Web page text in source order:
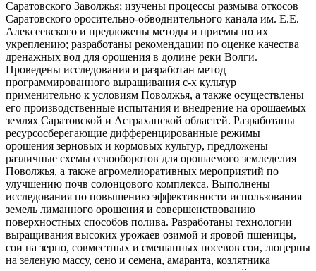
Саратовского Заволжья; изучены процессы размыва откосов
Саратовского оросительно-обводнительного канала им. Е.Е.
Алексеевского и предложены методы и приемы по их
укреплению; разработаны рекомендации по оценке качества
дренажных вод для орошения в долине реки Волги.
Проведены исследования и разработан метод
программированного выращивания с-х культур
применительно к условиям Поволжья, а также осуществлены
его производственные испытания и внедрение на орошаемых
землях Саратовской и Астраханской областей. Разработаны
ресурсосберегающие дифференцированные режимы
орошения зерновых и кормовых культур, предложены
различные схемы севооборотов для орошаемого земледелия
Поволжья, а также агромелиоративных мероприятий по
улучшению почв солонцового комплекса. Выполнены
исследования по повышению эффективности использования
земель лиманного орошения и совершенствованию
поверхностных способов полива. Разработаны технологии
выращивания высоких урожаев озимой и яровой пшеницы,
сои на зерно, совместных и смешанных посевов сои, люцерны
на зеленую массу, сено и семена, амаранта, козлятника